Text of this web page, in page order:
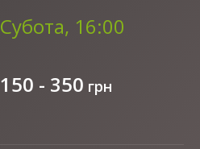
Субота, 16:00
150 - 350 грн